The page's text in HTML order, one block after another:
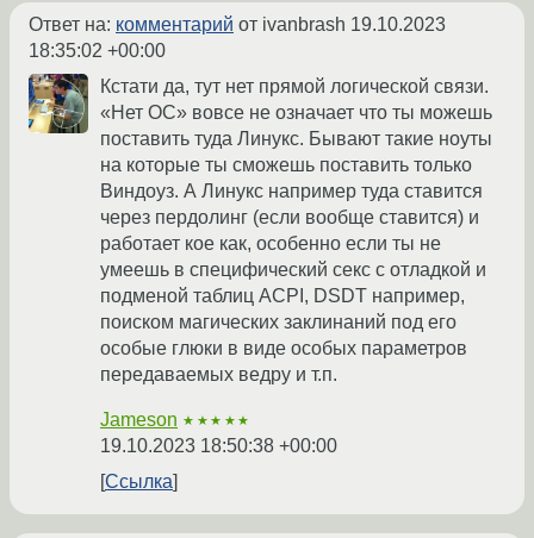
Ответ на: комментарий от ivanbrash 19.10.2023
18:35:02 +00:00
Кстати да, тут нет прямой логической связи.
«Нет ОС» вовсе не означает что ты можешь
поставить туда Линукс. Бывают такие ноуты
на которые ты сможешь поставить только
Виндоуз. А Линукс например туда ставится
через пердолинг (если вообще ставится) и
работает кое как, особенно если ты не
умеешь в специфический секс с отладкой и
подменой таблиц ACPI, DSDT например,
поиском магических заклинаний под его
особые глюки в виде особых параметров
передаваемых ведру и т.п.
Jameson ★★★★★
19.10.2023 18:50:38 +00:00
Ссылка